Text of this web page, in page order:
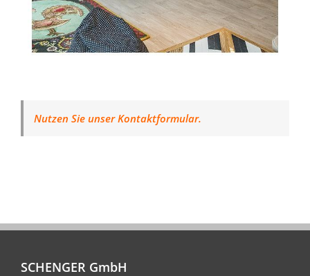
Nutzen Sie unser Kontaktformular.
SCHENGER GmbH